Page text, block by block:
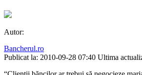
Autor:
Bancherul.ro
Publicat la: 2010-09-28 07:40 Ultima